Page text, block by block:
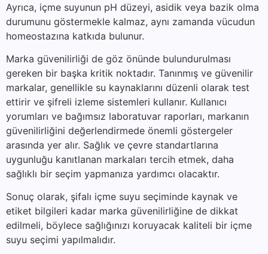
Ayrıca, içme suyunun pH düzeyi, asidik veya bazik olma
durumunu göstermekle kalmaz, aynı zamanda vücudun
homeostazına katkıda bulunur.
Marka güvenilirliği de göz önünde bulundurulması
gereken bir başka kritik noktadır. Tanınmış ve güvenilir
markalar, genellikle su kaynaklarını düzenli olarak test
ettirir ve şifreli izleme sistemleri kullanır. Kullanıcı
yorumları ve bağımsız laboratuvar raporları, markanın
güvenilirliğini değerlendirmede önemli göstergeler
arasında yer alır. Sağlık ve çevre standartlarına
uygunluğu kanıtlanan markaları tercih etmek, daha
sağlıklı bir seçim yapmanıza yardımcı olacaktır.
Sonuç olarak, şifalı içme suyu seçiminde kaynak ve
etiket bilgileri kadar marka güvenilirliğine de dikkat
edilmeli, böylece sağlığınızı koruyacak kaliteli bir içme
suyu seçimi yapılmalıdır.